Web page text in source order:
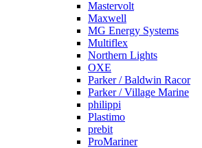
Mastervolt
Maxwell
MG Energy Systems
Multiflex
Northern Lights
OXE
Parker / Baldwin Racor
Parker / Village Marine
philippi
Plastimo
prebit
ProMariner